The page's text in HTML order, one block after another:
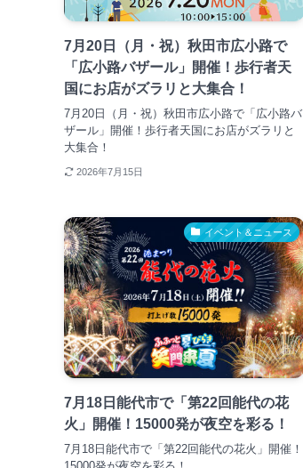
7月20日（月・祝）秋田市広小路で
「広小路バザール」開催！歩行者天
国にお店がズラリと大集合！
7月20日（月・祝）秋田市広小路で「広小路バ
ザール」開催！歩行者天国にお店がズラリと
大集合！
2026年7月15日
イベント＆ニュース
7月18日能代市で「第22回能代の花
火」開催！15000発が夜空を彩る！
7月18日能代市で「第22回能代の花火」開催！